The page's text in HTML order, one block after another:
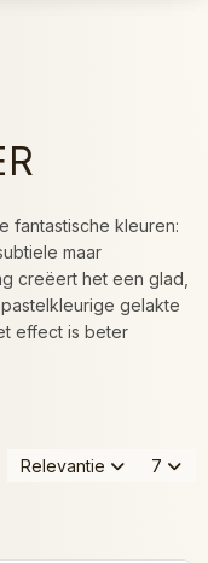
fantastische kleuren:
maar
creëert het een glad,
gelakte
effect is beter
Relevantie 7